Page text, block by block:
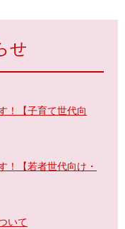
せ
！【子育て世代向
！【若者世代向け・
いて